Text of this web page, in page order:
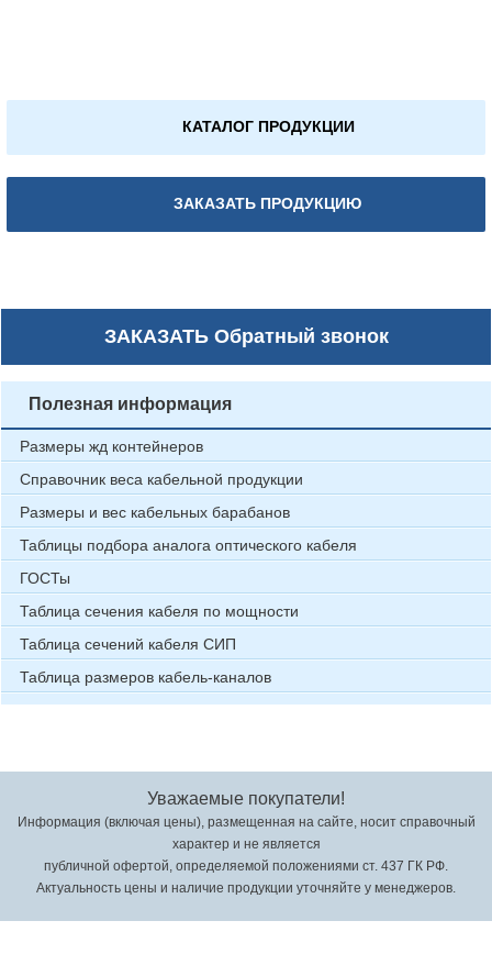
КАТАЛОГ ПРОДУКЦИИ
ЗАКАЗАТЬ ПРОДУКЦИЮ
ЗАКАЗАТЬОбратный звонок
Полезная информация
Размеры жд контейнеров
Справочник веса кабельной продукции
Размеры и вес кабельных барабанов
Таблицы подбора аналога оптического кабеля
ГОСТы
Таблица сечения кабеля по мощности
Таблица сечений кабеля СИП
Таблица размеров кабель-каналов
Уважаемые покупатели!
Информация (включая цены), размещенная на сайте, носит справочный
характер и не является
публичной офертой, определяемой положениями ст. 437 ГК РФ.
Актуальность цены и наличие продукции уточняйте у менеджеров.